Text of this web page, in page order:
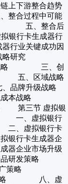
下游整合趋势
过程中可能
五、整合后
银行卡生成器行
行业关键成功因
展战略研究
战略 三、创
、区域战略
升级战略
成本战略
第三节 虚拟银
一、虚拟银行
、虚拟银行卡
行卡生成器企
企业市场升级
发策略
推广策略
位策略 八、虚